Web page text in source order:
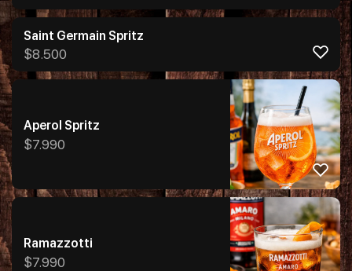
Saint Germain Spritz
$8.500
Aperol Spritz
$7.990
Ramazzotti
$7.990